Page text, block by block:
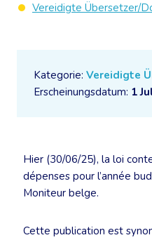
Kategorie: Vereidigte
Erscheinungsdatum: 1
Hier (30/06/25), la loi
dépenses pour l’année
Moniteur belge.
Cette publication est
Vereidigte Übersetzer/